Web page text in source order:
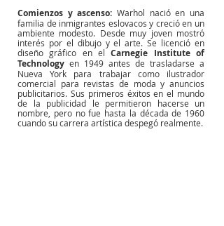
Comienzos y ascenso: Warhol nació en una
familia de inmigrantes eslovacos y creció en un
ambiente modesto. Desde muy joven mostró
interés por el dibujo y el arte. Se licenció en
diseño gráfico en el Carnegie Institute of
Technology en 1949 antes de trasladarse a
Nueva York para trabajar como ilustrador
comercial para revistas de moda y anuncios
publicitarios. Sus primeros éxitos en el mundo
de la publicidad le permitieron hacerse un
nombre, pero no fue hasta la década de 1960
cuando su carrera artística despegó realmente.